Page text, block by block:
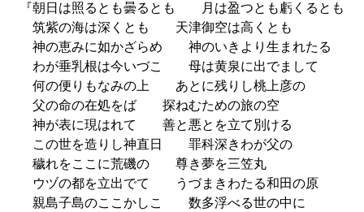
『朝日は照るとも曇るとも 月は盈つとも虧くるとも
筑紫の海は深くとも 天津御空は高くとも
神の恵みに如かざらめ 神のいきより生まれたる
わが垂乳根は今いづこ 母は黄泉に出でまして
何の便りもなみの上 あとに残りし桃上彦の
父の命の在処をば 探ねむための旅の空
神が表に現はれて 善と悪とを立て別ける
この世を造りし神直日 罪科深きわが父の
穢れをここに荒磯の 尊き夢を三笠丸
ウヅの都を立出でて うづまきわたる和田の原
親島子島のここかしこ 数多浮べる世の中に